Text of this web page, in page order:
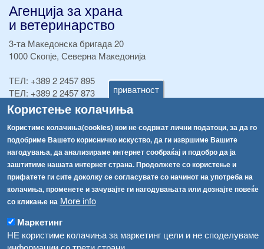
приватност
Користење колачиња
Користиме колачиња(cookies) кои не содржат лични податоци, за да го
подобриме Вашето корисничко искуство, да ги извршиме Вашите
нагодувања, да анализираме интернет сообраќај и подобро да ја
заштитиме нашата интернет страна. Продолжете со користење и
прифатете ги сите доколку се согласувате со начинот на употреба на
колачиња, променете и зачувајте ги нагодувањата или дознајте повеќе
со кликање на More info
Маркетинг
НЕ користиме колачиња за маркетинг цели и не споделуваме
Агенција за храна
и ветеринарство
3-та Македонска бригада 20
1000 Скопје, Северна Македонија
ТЕЛ: +389 2 2457 895
ТЕЛ: +389 2 2457 873
Факс:+389 2 2457 893
Факс:+389 2 2457 871
info@fva.gov.mk
[АХВ-претходна страна]
Соопштенија
Република Бугарија ги засили официјалните контроли при увоз на свежо овошје и зеленчук
Водата во Гостивар може да се користи како техничка, продолжува испораката на флаширана вода
Навигација
Архива